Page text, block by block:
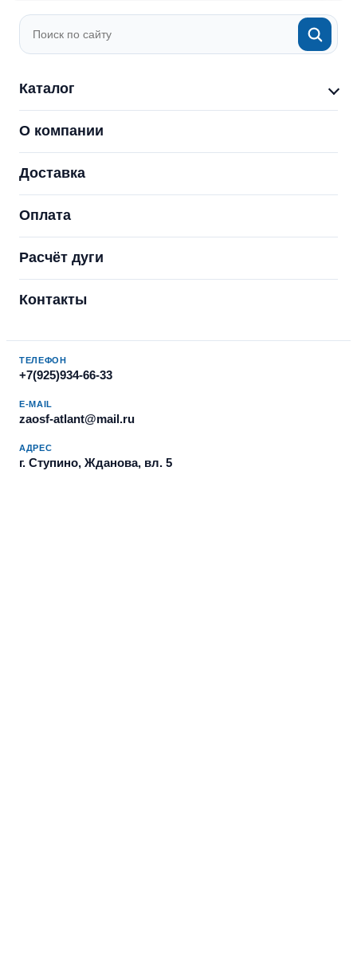
Каталог
О компании
Доставка
Оплата
Расчёт дуги
Контакты
ТЕЛЕФОН
+7(925)934-66-33
E-MAIL
zaosf-atlant@mail.ru
АДРЕС
г. Ступино, Жданова, вл. 5